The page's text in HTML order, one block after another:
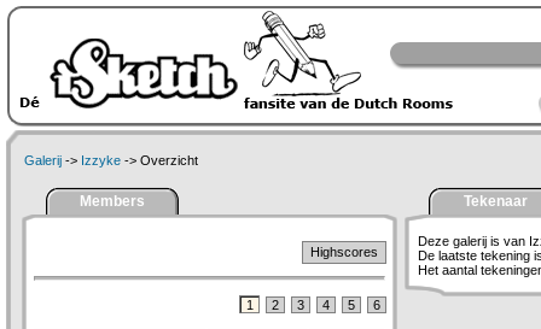
Galerij -> Izzyke -> Overzicht
Members
Highscores
1 2 3 4 5 6
Tekenaar
Deze galerij is van
De laatste tekening
Het aantal